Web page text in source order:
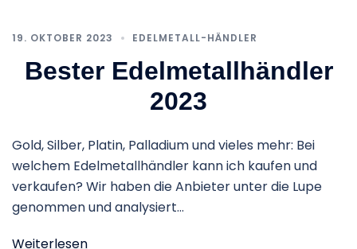
19. OKTOBER 2023 EDELMETALL-HÄNDLER
Bester Edelmetallhändler
2023
Gold, Silber, Platin, Palladium und vieles mehr: Bei
welchem Edelmetallhändler kann ich kaufen und
verkaufen? Wir haben die Anbieter unter die Lupe
genommen und analysiert…
Weiterlesen